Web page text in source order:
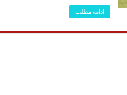
ادامه مطلب